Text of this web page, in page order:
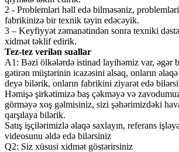
2 - Problemləri həll edə bilməsəniz,
fabrikinizə bir texnik təyin edəcəyik.
3 – Keyfiyyət zəmanətindən sonra texniki
xidmət təklif edirik.
Tez-tez verilən suallar
A1: Bəzi ölkələrdə istinad layihəmiz var, əgər
gətirən müştərinin icazəsini alsaq, onların əlaqə
deyə bilərik, onların fabrikini ziyarət edə
Həmişə şirkətimizə baş çəkməyə və
görməyə xoş gəlmisiniz, sizi şəhərimizdəki
qarşılaya bilərik.
Satış işçilərimizlə əlaqə saxlayın, referans
videosunu əldə edə bilərsiniz
Q2: Siz xüsusi xidmət göstərirsiniz